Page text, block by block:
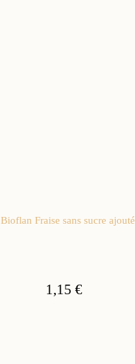
Bioflan Fraise sans sucre ajouté
1,15 €